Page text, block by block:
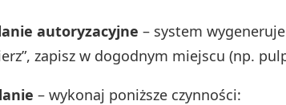
autoryzacyjne – system
zapisz w dogodnym miejscu (np.
– wykonaj poniższe czynności: